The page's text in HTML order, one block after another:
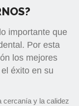
importante que
Por esta
los mejores
éxito en su
cercanía y la calidez